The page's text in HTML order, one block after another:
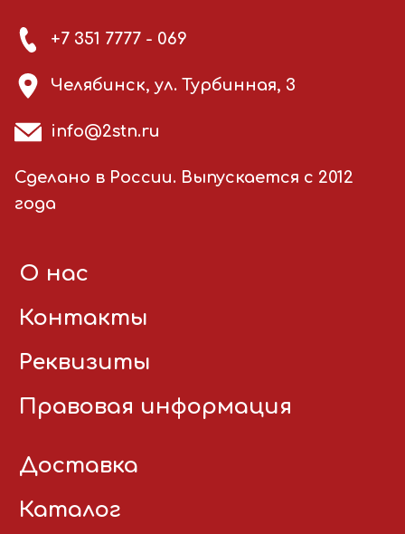
+7 351 7777 - 069
Челябинск, ул. Турбинная, 3
info@2stn.ru
Сделано в России. Выпускается с 2012
года
О нас
Контакты
Реквизиты
Правовая информация
Доставка
Каталог